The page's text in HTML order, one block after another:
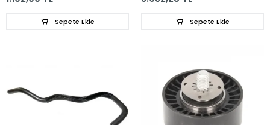
Sepete Ekle Sepete Ekle